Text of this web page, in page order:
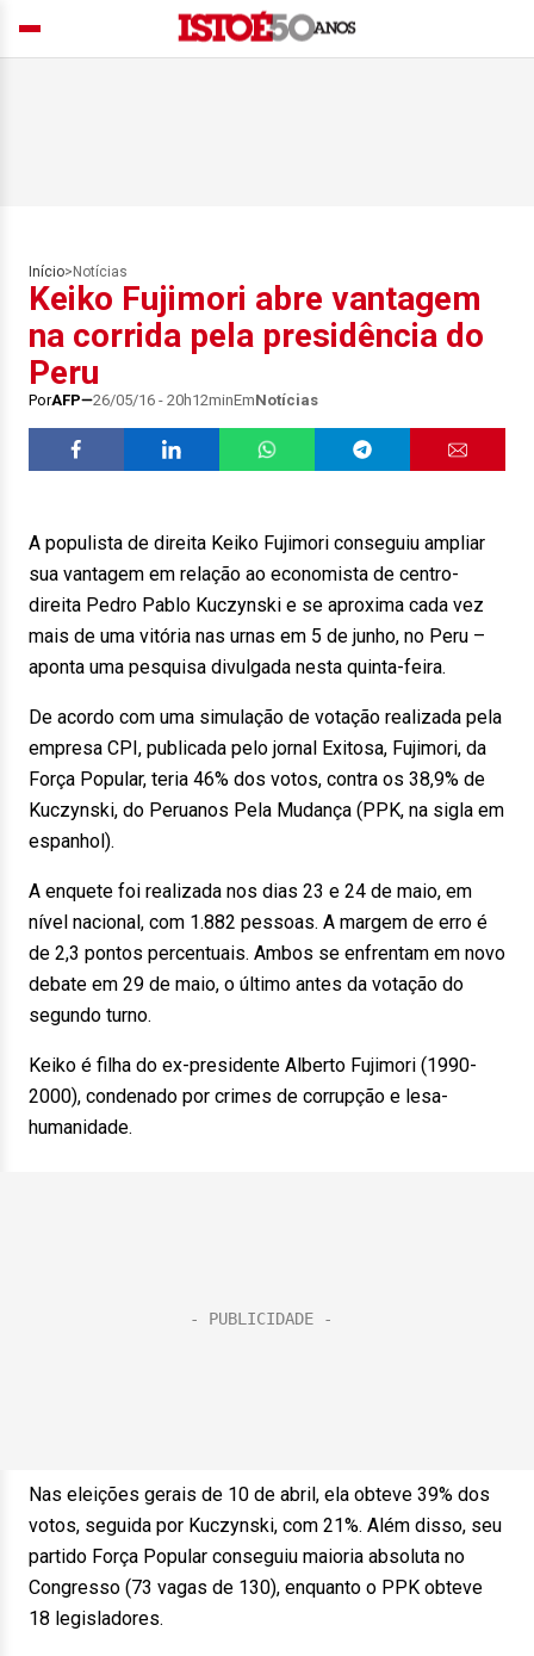
Início> Notícias
Keiko Fujimori abre vantagem
na corrida pela presidência do
Peru
PorAFP 26/05/16 - 20h12minEmNotícias
A populista de direita Keiko Fujimori conseguiu ampliar
sua vantagem em relação ao economista de centro-
direita Pedro Pablo Kuczynski e se aproxima cada vez
mais de uma vitória nas urnas em 5 de junho, no Peru –
aponta uma pesquisa divulgada nesta quinta-feira.
De acordo com uma simulação de votação realizada pela
empresa CPI, publicada pelo jornal Exitosa, Fujimori, da
Força Popular, teria 46% dos votos, contra os 38,9% de
Kuczynski, do Peruanos Pela Mudança (PPK, na sigla em
espanhol).
A enquete foi realizada nos dias 23 e 24 de maio, em
nível nacional, com 1.882 pessoas. A margem de erro é
de 2,3 pontos percentuais. Ambos se enfrentam em novo
debate em 29 de maio, o último antes da votação do
segundo turno.
Keiko é filha do ex-presidente Alberto Fujimori (1990-
2000), condenado por crimes de corrupção e lesa-
humanidade.
Nas eleições gerais de 10 de abril, ela obteve 39% dos
votos, seguida por Kuczynski, com 21%. Além disso, seu
partido Força Popular conseguiu maioria absoluta no
Congresso (73 vagas de 130), enquanto o PPK obteve
18 legisladores.